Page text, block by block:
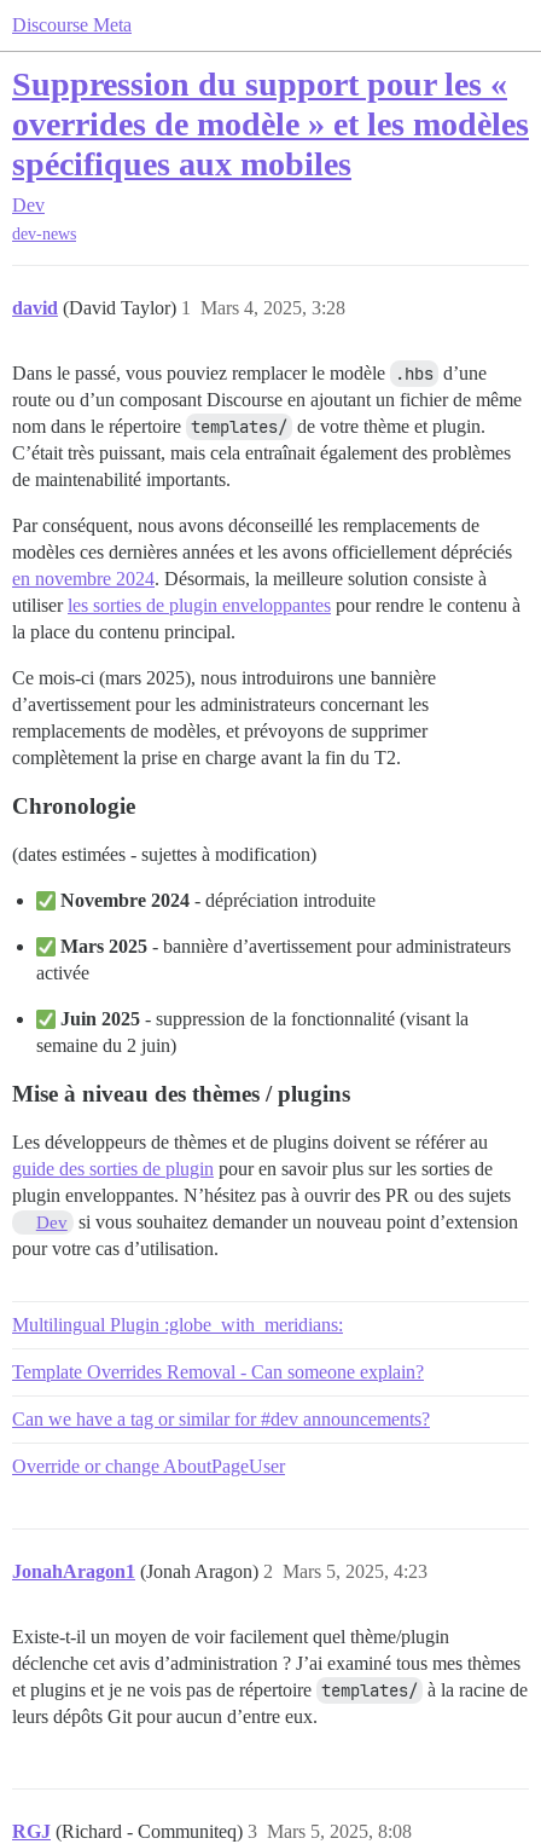
Discourse Meta
Suppression du support pour les «
overrides de modèle » et les modèles
spécifiques aux mobiles
Dev
dev-news
david (David Taylor) Mars 4, 2025, 3:28
1
Dans le passé, vous pouviez remplacer le modèle .hbs d’une
route ou d’un composant Discourse en ajoutant un fichier de même
nom dans le répertoire templates/ de votre thème et plugin.
C’était très puissant, mais cela entraînait également des problèmes
de maintenabilité importants.
Par conséquent, nous avons déconseillé les remplacements de
modèles ces dernières années et les avons officiellement dépréciés
en novembre 2024. Désormais, la meilleure solution consiste à
utiliserles sorties de plugin enveloppantes pour rendre le contenu à
la place du contenu principal.
Ce mois-ci (mars 2025), nous introduirons une bannière
d’avertissement pour les administrateurs concernant les
remplacements de modèles, et prévoyons de supprimer
complètement la prise en charge avant la fin du T2.
Chronologie
(dates estimées - sujettes à modification)
Novembre 2024 - dépréciation introduite
Mars 2025 - bannière d’avertissement pour administrateurs
activée
Juin 2025 - suppression de la fonctionnalité (visant la
semaine du 2 juin)
Mise à niveau des thèmes / plugins
Les développeurs de thèmes et de plugins doivent se référer au
guide des sorties de plugin pour en savoir plus sur les sorties de
plugin enveloppantes. N’hésitez pas à ouvrir des PR ou des sujets
Dev si vous souhaitez demander un nouveau point d’extension
pour votre cas d’utilisation.
Multilingual Plugin :globe_with_meridians:
Template Overrides Removal - Can someone explain?
Can we have a tag or similar for #dev announcements?
Override or change AboutPageUser
JonahAragon1 (Jonah Aragon) Mars 5, 2025, 4:23
2
Existe-t-il un moyen de voir facilement quel thème/plugin
déclenche cet avis d’administration ? J’ai examiné tous mes thèmes
et plugins et je ne vois pas de répertoire templates/ à la racine de
leurs dépôts Git pour aucun d’entre eux.
RGJ (Richard - Communiteq) Mars 5, 2025, 8:08
3